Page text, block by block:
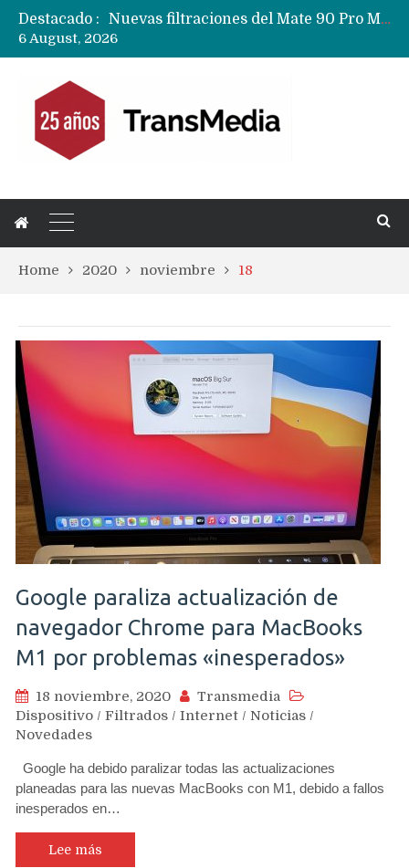
Destacado :
Google acaba definitivamente el truco para pagar con NFC en celulares Xiaomi, Oppo, Vivo y Huawei con ROM china
6 August, 2026
Home 2020 noviembre 18
Google paraliza actualización de
navegador Chrome para MacBooks
M1 por problemas «inesperados»
18 noviembre, 2020
Transmedia
Dispositivo / Filtrados / Internet / Noticias /
Novedades
Google ha debido paralizar todas las actualizaciones
planeadas para las nuevas MacBooks con M1, debido a fallos
inesperados en…
Lee más